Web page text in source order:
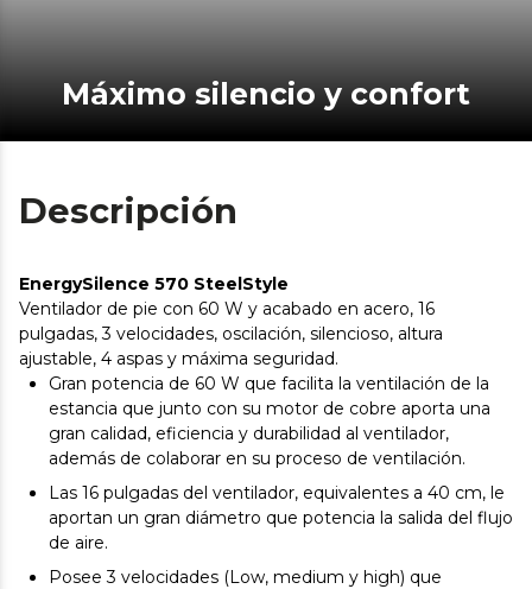
Máximo silencio y confort
Descripción
EnergySilence 570 SteelStyle
Ventilador de pie con 60 W y acabado en acero, 16
pulgadas, 3 velocidades, oscilación, silencioso, altura
ajustable, 4 aspas y máxima seguridad.
Gran potencia de 60 W que facilita la ventilación de la
estancia que junto con su motor de cobre aporta una
gran calidad, eficiencia y durabilidad al ventilador,
además de colaborar en su proceso de ventilación.
Las 16 pulgadas del ventilador, equivalentes a 40 cm, le
aportan un gran diámetro que potencia la salida del flujo
de aire.
Posee 3 velocidades (Low, medium y high) que